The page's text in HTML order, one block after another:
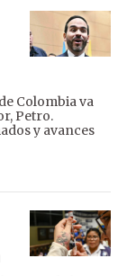
Colombia va
Petro.
y avances